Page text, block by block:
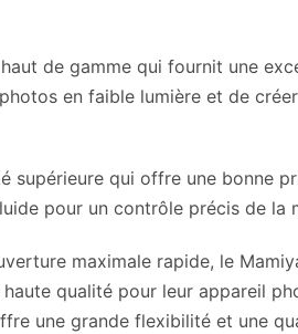
de gamme qui fournit une
en faible lumière et de
supérieure qui offre une bonne
pour un contrôle précis de la
maximale rapide, le
qualité pour leur appareil
une grande flexibilité et une